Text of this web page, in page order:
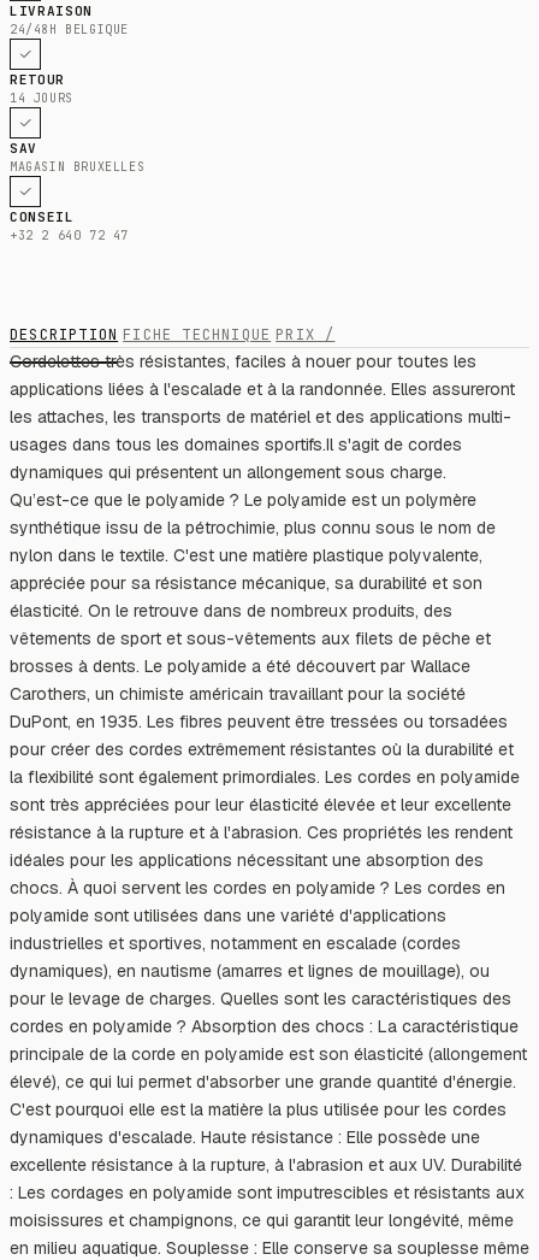
LIVRAISON
24/48H BELGIQUE
RETOUR
14 JOURS
SAV
MAGASIN BRUXELLES
CONSEIL
+32 2 640 72 47
DESCRIPTION FICHE TECHNIQUE PRIX /
Cordelettes très résistantes, faciles à nouer pour toutes les
applications liées à l'escalade et à la randonnée. Elles assureront
les attaches, les transports de matériel et des applications multi-
usages dans tous les domaines sportifs.Il s'agit de cordes
dynamiques qui présentent un allongement sous charge.
Qu’est-ce que le polyamide ? Le polyamide est un polymère
synthétique issu de la pétrochimie, plus connu sous le nom de
nylon dans le textile. C'est une matière plastique polyvalente,
appréciée pour sa résistance mécanique, sa durabilité et son
élasticité. On le retrouve dans de nombreux produits, des
vêtements de sport et sous-vêtements aux filets de pêche et
brosses à dents. Le polyamide a été découvert par Wallace
Carothers, un chimiste américain travaillant pour la société
DuPont, en 1935. Les fibres peuvent être tressées ou torsadées
pour créer des cordes extrêmement résistantes où la durabilité et
la flexibilité sont également primordiales. Les cordes en polyamide
sont très appréciées pour leur élasticité élevée et leur excellente
résistance à la rupture et à l'abrasion. Ces propriétés les rendent
idéales pour les applications nécessitant une absorption des
chocs. À quoi servent les cordes en polyamide ? Les cordes en
polyamide sont utilisées dans une variété d'applications
industrielles et sportives, notamment en escalade (cordes
dynamiques), en nautisme (amarres et lignes de mouillage), ou
pour le levage de charges. Quelles sont les caractéristiques des
cordes en polyamide ? Absorption des chocs : La caractéristique
principale de la corde en polyamide est son élasticité (allongement
élevé), ce qui lui permet d'absorber une grande quantité d'énergie.
C'est pourquoi elle est la matière la plus utilisée pour les cordes
dynamiques d'escalade. Haute résistance : Elle possède une
excellente résistance à la rupture, à l'abrasion et aux UV. Durabilité
: Les cordages en polyamide sont imputrescibles et résistants aux
moisissures et champignons, ce qui garantit leur longévité, même
en milieu aquatique. Souplesse : Elle conserve sa souplesse même